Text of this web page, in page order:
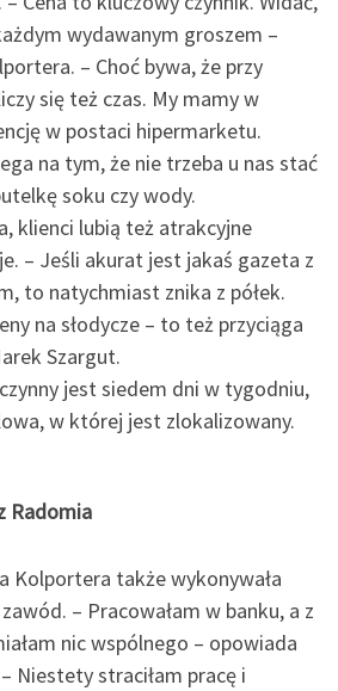
wydawanym groszem –
– Choć bywa, że przy
się też czas. My mamy w
w postaci hipermarketu.
na tym, że nie trzeba u nas stać
soku czy wody.
klienci lubią też atrakcyjne
– Jeśli akurat jest jakaś gazeta z
to natychmiast znika z półek.
na słodycze – to też przyciąga
Szargut.
jest siedem dni w tygodniu,
w której jest zlokalizowany.
Radomia
Kolportera także wykonywała
– Pracowałam w banku, a z
nic wspólnego – opowiada
Niestety straciłam pracę i